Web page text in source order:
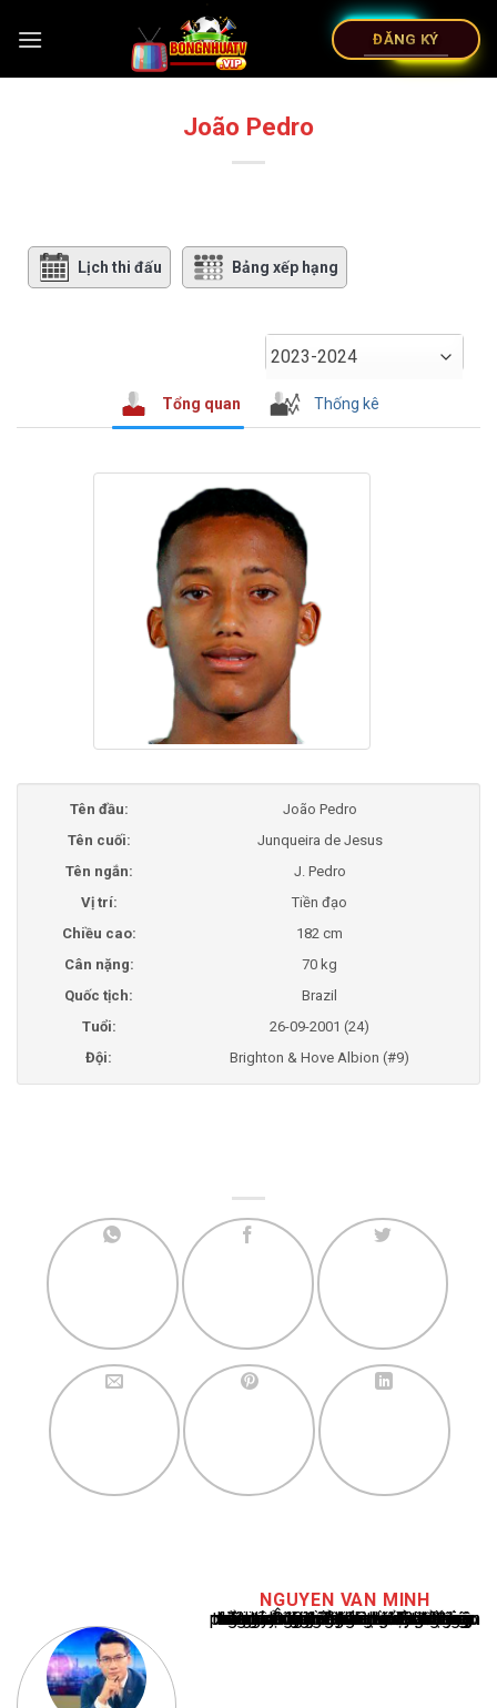
ĐĂNG KÝ
João Pedro
Lịch thi đấu Bảng xếp hạng
2023-2024
Tổng quan Thống kê
Tên đầu:
João Pedro
Tên cuối:
Junqueira de Jesus
Tên ngắn:
J. Pedro
Vị trí:
Tiền đạo
Chiều cao:
182 cm
Cân nặng:
70 kg
Quốc tịch:
Brazil
Tuổi:
26-09-2001 (24)
Đội:
Brighton & Hove Albion (#9)
NGUYEN VAN MINH
Nguyễn Văn Minh là một trong những chuyên gia hàng đầu về báo cáo tin tức thể thao tại Việt Nam, với hơn 10 năm hoạt động trong ngành. Ông có kiến thức sâu rộng và kinh nghiệm đáng kể trong việc phân tích và báo cáo về các sự kiện thể thao hàng đầu. Sự hiểu biết sâu sắc của ông về ngành này đã giúp ông xây dựng uy tín và danh tiếng trong cộng đồng báo chí thể thao.